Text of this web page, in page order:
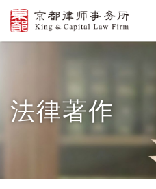
法律著作